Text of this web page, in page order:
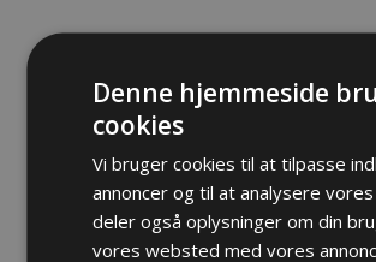
Denne hjemmeside
cookies
Vi bruger cookies til at tilpasse
annoncer og til at analysere
deler også oplysninger om din
vores websted med vores